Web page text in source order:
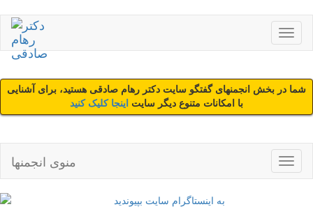
شما در بخش انجمنهای گفتگو سایت دکتر رهام صادقی هستید، برای آشنایی
با امکانات متنوع دیگر سایت اینجا کلیک کنید
منوی انجمنها